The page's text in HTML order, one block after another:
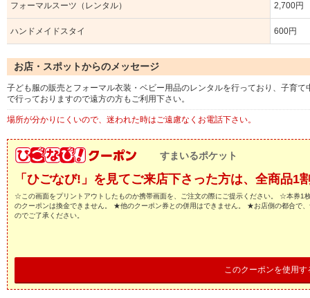
フォーマルスーツ（レンタル） 2,700円
ハンドメイドスタイ 600円
お店・スポットからのメッセージ
子ども服の販売とフォーマル衣装・ベビー用品のレンタルを行っており、子育
で行っておりますので遠方の方もご利用下さい。
場所が分かりにくいので、迷われた時はご遠慮なくお電話下さい。
すまいるポケット
「ひごなび!」を見てご来店下さった方は、全商品1
☆この画面をプリントアウトしたものか携帯画面を、ご注文の際にご提示ください。 ☆本券1
のクーポンは換金できません。 ★他のクーポン券との併用はできません。 ★お店側の都合で
のでご了承ください。
このクーポンを使用す